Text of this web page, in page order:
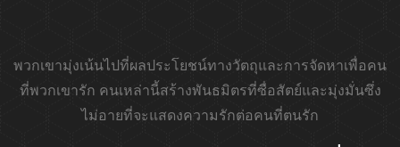
พวกเขามุ่งเน้นไปที่ผลประโยชน์ทางวัตถุและการจัดหาเพื่อคน
ที่พวกเขารัก คนเหล่านี้สร้างพันธมิตรที่ซื่อสัตย์และมุ่งมั่นซึ่ง
ไม่อายที่จะแสดงความรักต่อคนที่ตนรัก